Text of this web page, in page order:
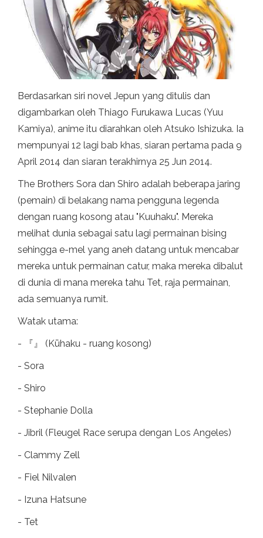
Berdasarkan siri novel Jepun yang ditulis dan
digambarkan oleh Thiago Furukawa Lucas (Yuu
Kamiya), anime itu diarahkan oleh Atsuko Ishizuka. Ia
mempunyai 12 lagi bab khas, siaran pertama pada 9
April 2014 dan siaran terakhirnya 25 Jun 2014.
The Brothers Sora dan Shiro adalah beberapa jaring
(pemain) di belakang nama pengguna legenda
dengan ruang kosong atau "Kuuhaku". Mereka
melihat dunia sebagai satu lagi permainan bising
sehingga e-mel yang aneh datang untuk mencabar
mereka untuk permainan catur, maka mereka dibalut
di dunia di mana mereka tahu Tet, raja permainan,
ada semuanya rumit.
Watak utama:
- 『』 (Kūhaku - ruang kosong)
- Sora
- Shiro
- Stephanie Dolla
- Jibril (Fleugel Race serupa dengan Los Angeles)
- Clammy Zell
- Fiel Nilvalen
- Izuna Hatsune
- Tet